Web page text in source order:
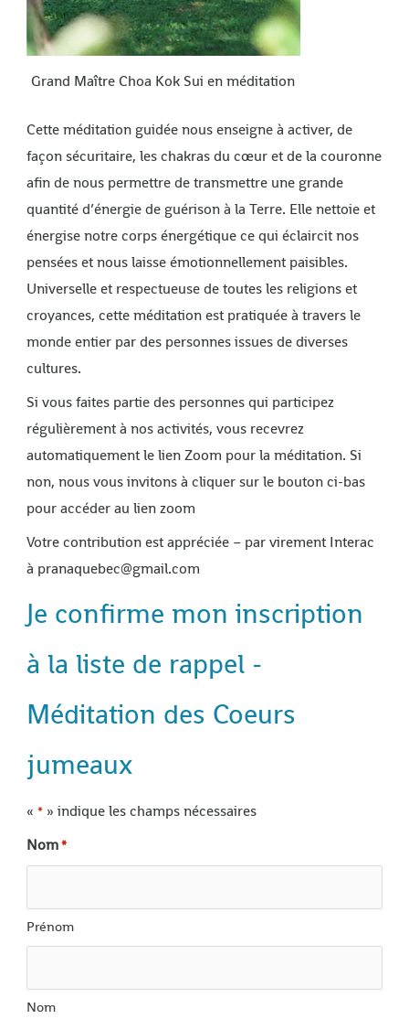
Grand Maître Choa Kok Sui en méditation
Cette méditation guidée nous enseigne à activer, de
façon sécuritaire, les chakras du cœur et de la couronne
afin de nous permettre de transmettre une grande
quantité d’énergie de guérison à la Terre. Elle nettoie et
énergise notre corps énergétique ce qui éclaircit nos
pensées et nous laisse émotionnellement paisibles.
Universelle et respectueuse de toutes les religions et
croyances, cette méditation est pratiquée à travers le
monde entier par des personnes issues de diverses
cultures.
Si vous faites partie des personnes qui participez
régulièrement à nos activités, vous recevrez
automatiquement le lien Zoom pour la méditation. Si
non, nous vous invitons à cliquer sur le bouton ci-bas
pour accéder au lien zoom
Votre contribution est appréciée – par virement Interac
à pranaquebec@gmail.com
Je confirme mon inscription
à la liste de rappel -
Méditation des Coeurs
jumeaux
« *» indique les champs nécessaires
Nom*
Prénom
Nom